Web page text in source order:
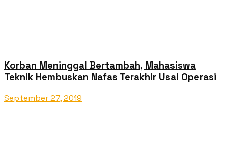
Korban Meninggal Bertambah, Mahasiswa
Teknik Hembuskan Nafas Terakhir Usai Operasi
September 27, 2019